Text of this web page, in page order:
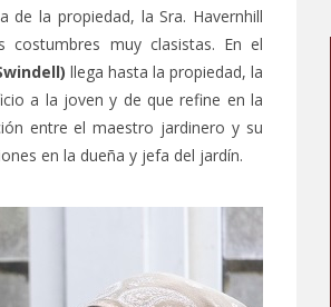
la propiedad, la Sra. Havernhill
muy clasistas. En el
llega hasta la propiedad, la
a la joven y de que refine en la
entre el maestro jardinero y su
en la dueña y jefa del jardín.